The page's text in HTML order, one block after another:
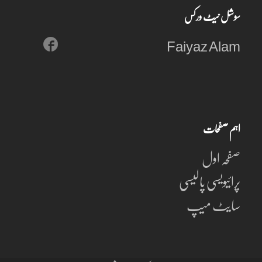
سوشل نیٹ ورکس
Faiyaz Alam
اہم صفحات
صفحہ اول
پرائیویسی پالیسی
سایٹ میپ